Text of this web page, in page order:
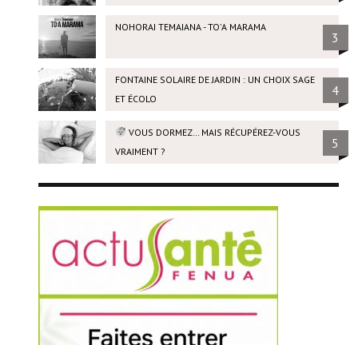
NOHORAI TEMAIANA - TO'A MARAMA
3
FONTAINE SOLAIRE DE JARDIN : UN CHOIX SAGE
ET ÉCOLO
4
VOUS DORMEZ… MAIS RÉCUPÉREZ-VOUS
VRAIMENT ?
5